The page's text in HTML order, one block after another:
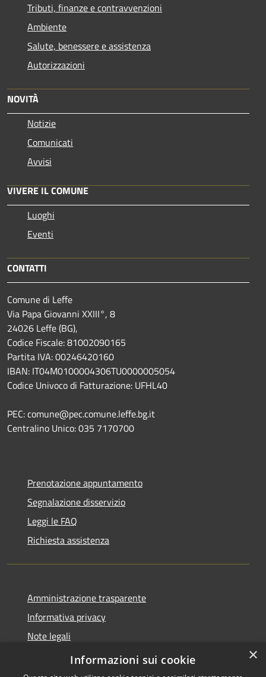
Tributi, finanze e contravvenzioni
Ambiente
Salute, benessere e assistenza
Autorizzazioni
NOVITÀ
Notizie
Comunicati
Avvisi
VIVERE IL COMUNE
Luoghi
Eventi
CONTATTI
Comune di Leffe
Via Papa Giovanni XXIII°, 8
24026 Leffe (BG),
Codice Fiscale: 81002090165
Partita IVA: 00246420160
IBAN: IT04M0100004306TU0000005054
Codice Univoco di Fatturazione: UFHL40
PEC: comune@pec.comune.leffe.bg.it
Centralino Unico: 035 7170700
Prenotazione appuntamento
Segnalazione disservizio
Leggi le FAQ
Richiesta assistenza
Amministrazione trasparente
Informativa privacy
Note legali
Dichiarazione di accessibilità
×
Informazioni sui cookie